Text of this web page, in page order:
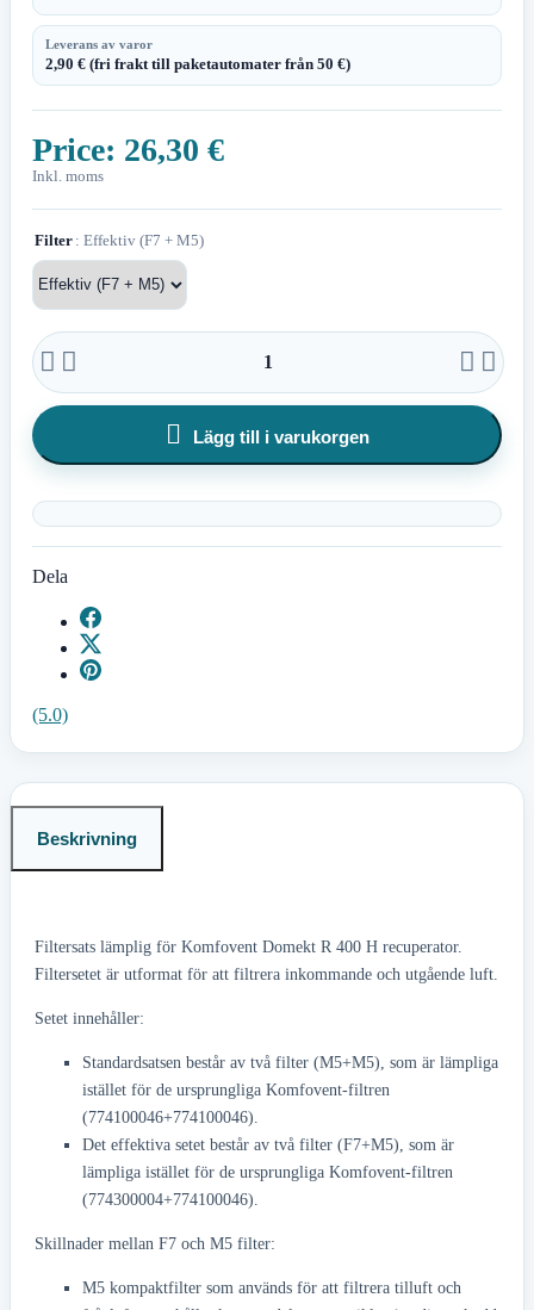
Leverans av varor
2,90 € (fri frakt till paketautomater från 50 €)
Price: 26,30 €
Inkl. moms
Filter : Effektiv (F7 + M5)
   
 Lägg till i varukorgen
Dela
(5.0)
Beskrivning
Filtersats lämplig för Komfovent Domekt R 400 H recuperator.
Filtersetet är utformat för att filtrera inkommande och utgående luft.
Setet innehåller:
Standardsatsen består av två filter (M5+M5), som är lämpliga
istället för de ursprungliga Komfovent-filtren
(774100046+774100046).
Det effektiva setet består av två filter (F7+M5), som är
lämpliga istället för de ursprungliga Komfovent-filtren
(774300004+774100046).
Skillnader mellan F7 och M5 filter:
M5 kompaktfilter som används för att filtrera tilluft och